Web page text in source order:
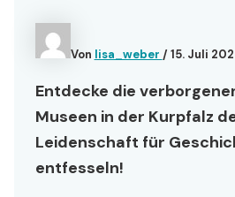
Von lisa_weber /15. Juli
Entdecke die
Museen in der Kurpfalz
Leidenschaft für
entfesseln!